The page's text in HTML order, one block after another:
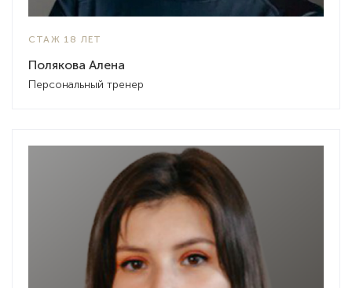
СТАЖ 18 ЛЕТ
Полякова Алена
Персональный тренер